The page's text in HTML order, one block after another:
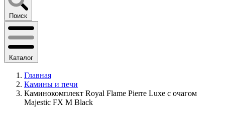
Поиск
Каталог
Главная
Камины и печи
Каминокомплект Royal Flame Pierre Luxe с очагом
Majestic FX M Black